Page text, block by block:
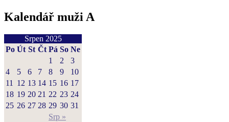
Kalendář muži A
Srpen 2025
Po Út St Čt Pá So Ne
Srp »
1 2
3
4
5 6 7 8 9
10
11
12 13 14 15 16 17
18 19 20 21 22 23 24
25 26 27 28 29 30 31